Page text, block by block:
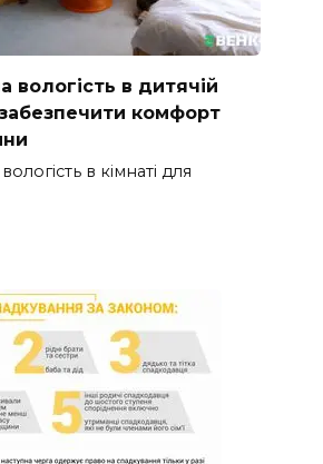
вологість в дитячій
забезпечити комфорт
в кімнаті для